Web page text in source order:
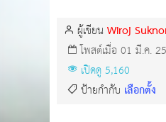
ผู้เขียนWiroj
โพสต์เมื่อ 01 มี.ค.
เปิดดู 5,160
ป้ายกำกับ เลือกตั้ง